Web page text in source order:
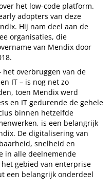
het low-code platform.
adopters van deze
Hij nam deel aan de
organisaties, die
van Mendix door
het overbruggen van de
IT – is nog net zo
toen Mendix werd
en IT gedurende de gehele
binnen hetzelfde
is een belangrijk
De digitalisering van
snelheid en
in alle deelnemende
gebied van enterprise
een belangrijk onderdeel